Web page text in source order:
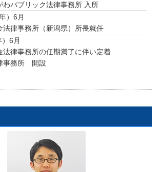
わパブリック法律事務所 入所
）6月
法律事務所（新潟県）所長就任
6月
法律事務所の任期満了に伴い定着
事務所 開設